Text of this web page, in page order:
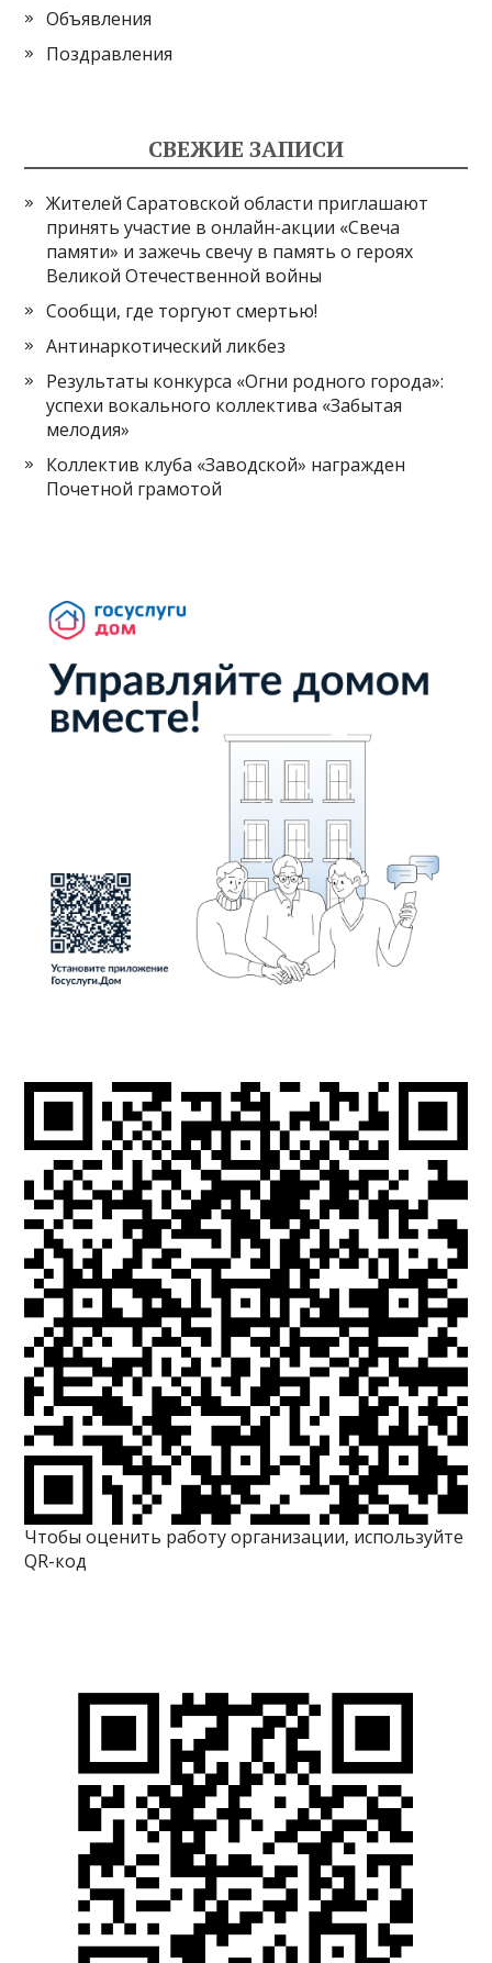
Объявления
Поздравления
СВЕЖИЕ ЗАПИСИ
Жителей Саратовской области приглашают
принять участие в онлайн-акции «Свеча
памяти» и зажечь свечу в память о героях
Великой Отечественной войны
Сообщи, где торгуют смертью!
Антинаркотический ликбез
Результаты конкурса «Огни родного города»:
успехи вокального коллектива «Забытая
мелодия»
Коллектив клуба «Заводской» награжден
Почетной грамотой
Чтобы оценить работу организации, используйте
QR-код